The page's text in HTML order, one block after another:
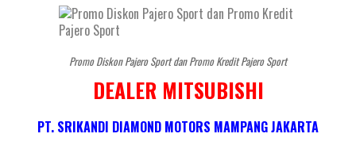
Promo Diskon Pajero Sport dan Promo Kredit Pajero Sport
DEALER MITSUBISHI
PT. SRIKANDI DIAMOND MOTORS MAMPANG JAKARTA